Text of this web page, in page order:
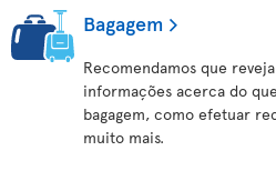
Bagagem
Recomendamos que
informações acerca do
bagagem, como efetuar
muito mais.